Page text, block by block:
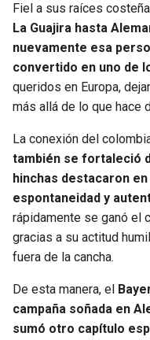
Fiel a sus raíces
La Guajira hasta
nuevamente esa
convertido en uno de
queridos en Europa,
más allá de lo que hace
La conexión del
también se fortaleció
hinchas destacaron
espontaneidad y
rápidamente se ganó el
gracias a su actitud
fuera de la cancha.
De esta manera, el
campaña soñada en
sumó otro capítulo